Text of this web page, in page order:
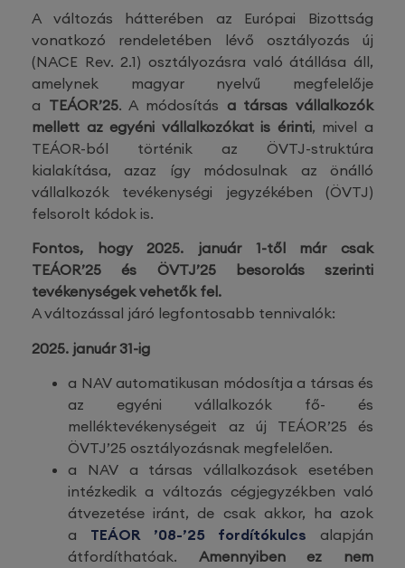
A változás hátterében az Európai Bizottság
vonatkozó rendeletében lévő osztályozás új
(NACE Rev. 2.1) osztályozásra való átállása áll,
amelynek magyar nyelvű megfelelője
a TEÁOR’25. A módosítás a társas vállalkozók
mellett az egyéni vállalkozókat is érinti, mivel a
TEÁOR-ból történik az ÖVTJ-struktúra
kialakítása, azaz így módosulnak az önálló
vállalkozók tevékenységi jegyzékében (ÖVTJ)
felsorolt kódok is.
Fontos, hogy 2025. január 1-től már csak
TEÁOR’25 és ÖVTJ’25 besorolás szerinti
tevékenységek vehetők fel.
A változással járó legfontosabb tennivalók:
2025. január 31-ig
a NAV automatikusan módosítja a társas és
az egyéni vállalkozók fő- és
melléktevékenységeit az új TEÁOR’25 és
ÖVTJ’25 osztályozásnak megfelelően.
a NAV a társas vállalkozások esetében
intézkedik a változás cégjegyzékben való
átvezetése iránt, de csak akkor, ha azok
a TEÁOR ’08-’25 fordítókulcs alapján
átfordíthatóak. Amennyiben ez nem